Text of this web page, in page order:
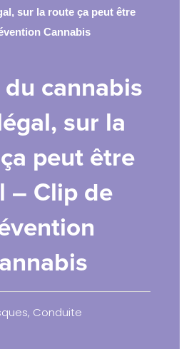
sur la route ça peut être
Cannabis
du cannabis
sur la
peut être
– Clip de
, Conduite